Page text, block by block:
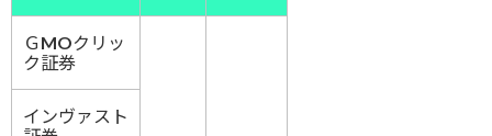
ＧMOクリッ
ク証券
インヴァスト